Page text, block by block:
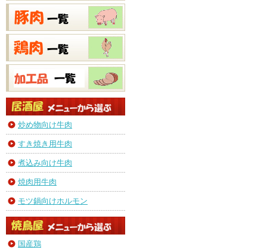
炒め物向け牛肉
すき焼き用牛肉
煮込み向け牛肉
焼肉用牛肉
モツ鍋向けホルモン
国産鶏